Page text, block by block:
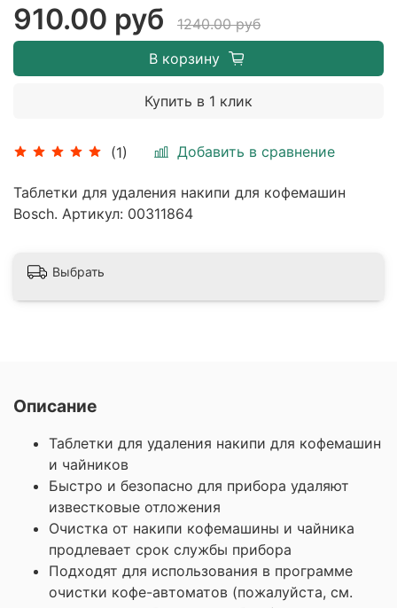
(1) Добавить в сравнение
910.00 руб
1240.00 руб
В корзину
Купить в 1 клик
Таблетки для удаления накипи для кофемашин
Bosch. Артикул: 00311864
Выбрать
Описание
Таблетки для удаления накипи для кофемашин
и чайников
Быстро и безопасно для прибора удаляют
известковые отложения
Очистка от накипи кофемашины и чайника
продлевает срок службы прибора
Подходят для использования в программе
очистки кофе-автоматов (пожалуйста, см.